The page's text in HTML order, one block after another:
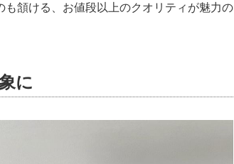
頷ける、お値段以上のクオリティが魅力の
に